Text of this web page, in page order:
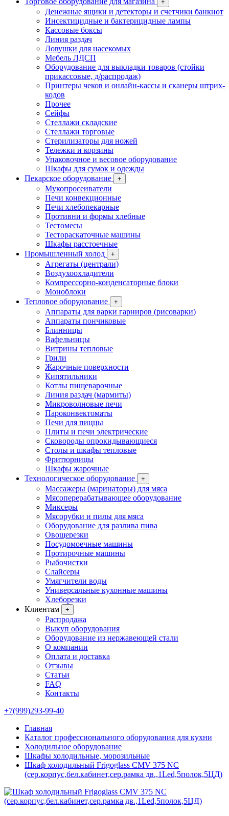
+
Денежные ящики и детекторы и счетчики банкнот
Инсектицидные и бактерицидные лампы
Кассовые боксы
Линия раздач
Ловушки для насекомых
Мебель ЛДСП
Оборудование для выкладки товаров (стойки
прикассовые, д/распродаж)
Принтеры чеков и онлайн-кассы и сканеры штрих-
кодов
Прочее
Сейфы
Стеллажи складские
Стеллажи торговые
Стерилизаторы для ножей
Тележки и корзины
Упаковочное и весовое оборудование
Шкафы для сумок и одежды
Пекарское оборудование
+
Мукопросеиватели
Печи конвекционные
Печи хлебопекарные
Противни и формы хлебные
Тестомесы
Тестораскаточные машины
Шкафы расстоечные
Промышленный холод
+
Агрегаты (централи)
Воздухоохладители
Компрессорно-конденсаторные блоки
Моноблоки
Тепловое оборудование
+
Аппараты для варки гарниров (рисоварки)
Аппараты пончиковые
Блинницы
Вафельницы
Витрины тепловые
Грили
Жарочные поверхности
Кипятильники
Котлы пищеварочные
Линия раздач (мармиты)
Микроволновые печи
Пароконвектоматы
Печи для пиццы
Плиты и печи электрические
Сковороды опрокидывающиеся
Столы и шкафы тепловые
Фритюрницы
Шкафы жарочные
Технологическое оборудование
+
Массажеры (маринаторы) для мяса
Мясоперерабатывающее оборудование
Миксеры
Мясорубки и пилы для мяса
Оборудование для разлива пива
Овощерезки
Посудомоечные машины
Протирочные машины
Рыбочистки
Слайсеры
Умягчители воды
Универсальные кухонные машины
Хлеборезки
Клиентам
+
Распродажа
Выкуп оборудования
Оборудование из нержавеющей стали
О компании
Оплата и доставка
Отзывы
Статьи
FAQ
Контакты
+7(999)293-99-40
Главная
Каталог профессионального оборудования для кухни
Холодильное оборудование
Шкафы холодильные, морозильные
Шкаф холодильный Frigoglass CMV 375 NC
(сер.корпус,бел.кабинет,сер.рамка дв.,1Led,5полок,5ЦД)